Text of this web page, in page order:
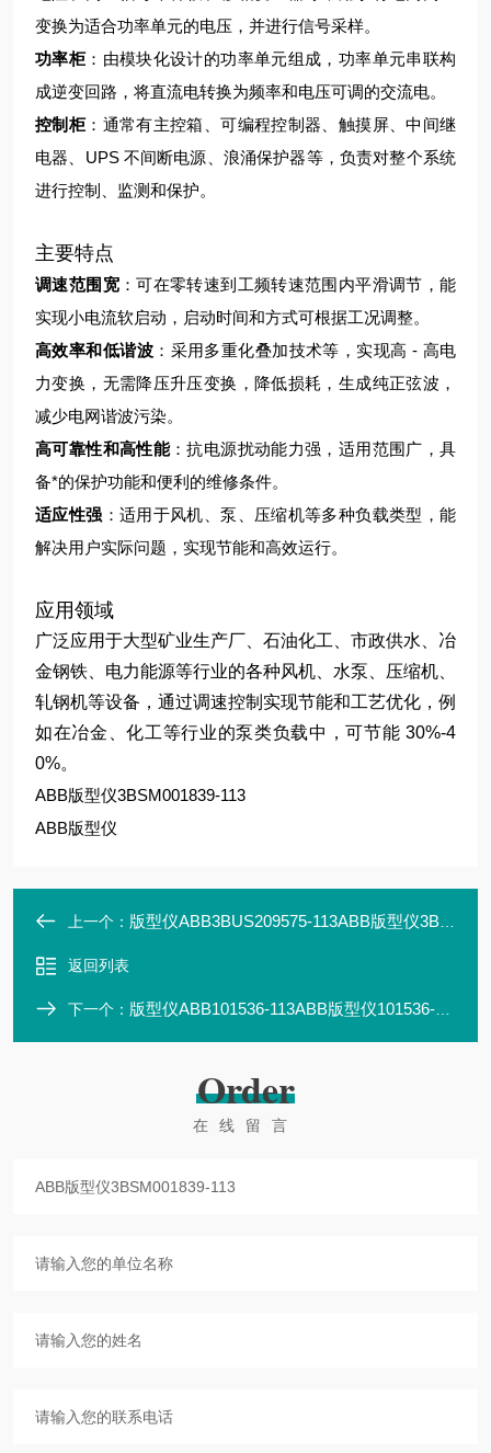
变换为适合功率单元的电压，并进行信号采样。
功率柜：由模块化设计的功率单元组成，功率单元串联构
成逆变回路，将直流电转换为频率和电压可调的交流电。
控制柜：通常有主控箱、可编程控制器、触摸屏、中间继
电器、UPS 不间断电源、浪涌保护器等，负责对整个系统
进行控制、监测和保护。
主要特点
调速范围宽：可在零转速到工频转速范围内平滑调节，能
实现小电流软启动，启动时间和方式可根据工况调整。
高效率和低谐波 ：采用多重化叠加技术等，实现高 - 高电
力变换，无需降压升压变换，降低损耗，生成纯正弦波，
减少电网谐波污染。
高可靠性和高性能：抗电源扰动能力强，适用范围广，具
备*的保护功能和便利的维修条件。
适应性强 ：适用于风机、泵、压缩机等多种负载类型，能
解决用户实际问题，实现节能和高效运行。
应用领域
广泛应用于大型矿业生产厂、石油化工、市政供水、冶
金钢铁、电力能源等行业的各种风机、水泵、压缩机、
轧钢机等设备，通过调速控制实现节能和工艺优化，例
如在冶金、化工等行业的泵类负载中，可节能 30%-4
0%。
ABB版型仪3BSM001839-113
ABB版型仪
上一个： 版型仪ABB3BUS209575-113ABB版型仪3BUS209575-113
返回列表
下一个： 版型仪ABB101536-113ABB版型仪101536-113
Order
在线留言